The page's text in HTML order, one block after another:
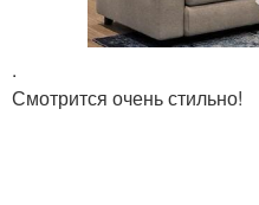
.
Смотрится очень стильно!